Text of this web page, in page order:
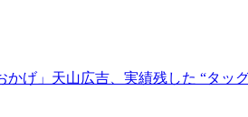
かげ」天山広吉、実績残した “タッ